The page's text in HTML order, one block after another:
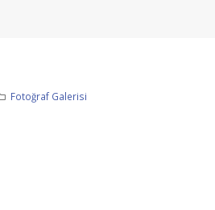
Fotoğraf Galerisi